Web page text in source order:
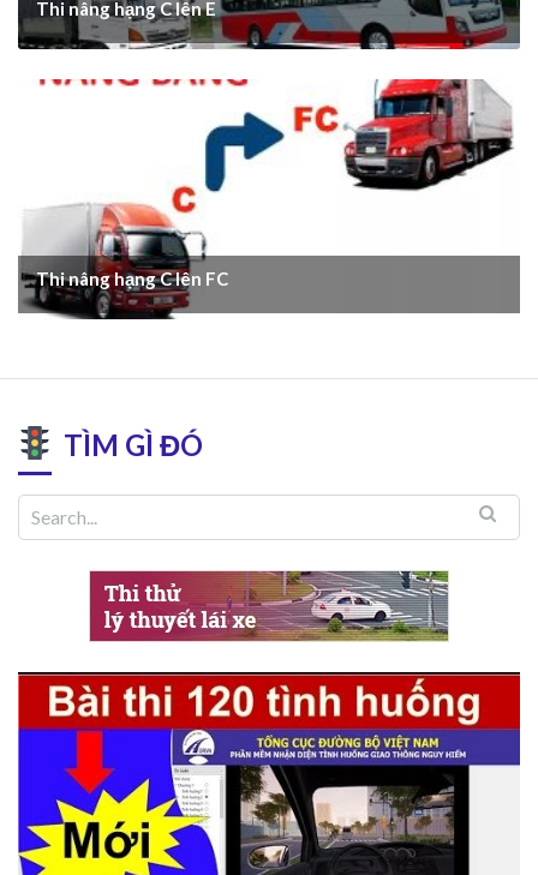
Thi nâng hạng C lên E
Thi nâng hạng C lên FC
TÌM GÌ ĐÓ